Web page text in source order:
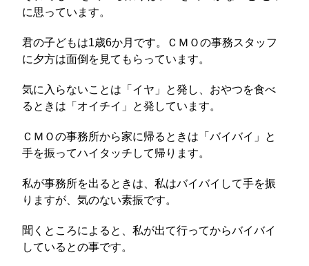
に思っています。
君の子どもは1歳6か月です。ＣＭＯの事務スタッフ
に夕方は面倒を見てもらっています。
気に入らないことは「イヤ」と発し、おやつを食べ
るときは「オイチイ」と発しています。
ＣＭＯの事務所から家に帰るときは「バイバイ」と
手を振ってハイタッチして帰ります。
私が事務所を出るときは、私はバイバイして手を振
りますが、気のない素振です。
聞くところによると、私が出て行ってからバイバイ
しているとの事です。